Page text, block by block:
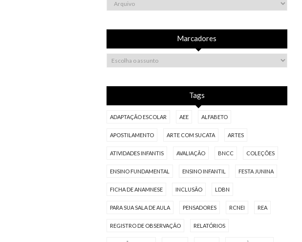
Marcadores
Tags
ADAPTAÇÃO ESCOLAR AEE ALFABETO
APOSTILAMENTO ARTE COM SUCATA ARTES
ATIVIDADES INFANTIS AVALIAÇÃO BNCC COLEÇÕES
ENSINO FUNDAMENTAL ENSINO INFANTIL FESTA JUNINA
FICHA DE ANAMNESE INCLUSÃO LDBN
PARA SUA SALA DE AULA PENSADORES RCNEI REA
REGISTRO DE OBSERVAÇÃO RELATÓRIOS